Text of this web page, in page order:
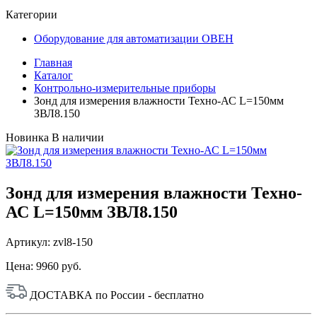
Категории
Оборудование для автоматизации ОВЕН
Главная
Каталог
Контрольно-измерительные приборы
Зонд для измерения влажности Техно-АС L=150мм
ЗВЛ8.150
Новинка В наличии
Зонд для измерения влажности Техно-
АС L=150мм ЗВЛ8.150
Артикул: zvl8-150
Цена: 9960 руб.
ДОСТАВКА по России - бесплатно